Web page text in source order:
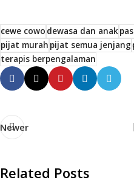
cewe cowodewasa dan anak
pijat murahpijat semua jenjang
terapis berpengalaman
Newer
Related Posts